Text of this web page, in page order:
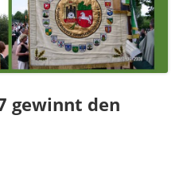
gewinnt den